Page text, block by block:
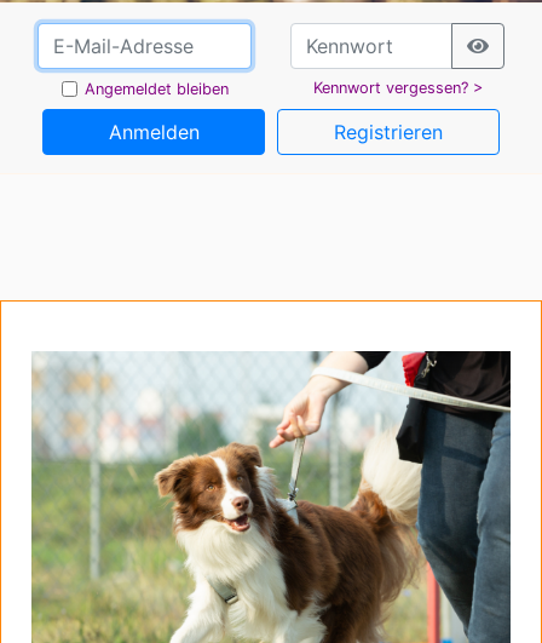
Angemeldet bleiben Kennwort vergessen? >
Anmelden Registrieren